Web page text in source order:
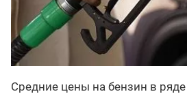
Средние цены на бензин в